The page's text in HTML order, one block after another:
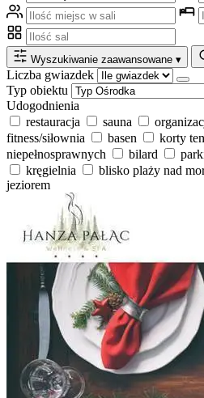
Wyszukiwanie zaawansowane ▾
Liczba gwiazdek
Typ obiektu
Udogodnienia
restauracja
sauna
fitness/siłownia
basen korty
niepełnosprawnych
bilard
kręgielnia
blisko plaży nad
jeziorem